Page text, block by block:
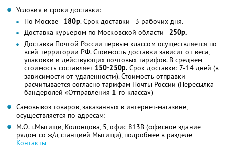
Условия и сроки доставки:
По Москве - 180р. Срок доставки - 3 рабочих дня.
Доставка курьером по Московской области - 250р.
Доставка Почтой России первым классом осуществляется по
всей территории РФ. Стоимость доставки зависит от веса,
упаковки и действующих почтовых тарифов. В среднем
стоимость составляет 150-250р. Срок доставки: 7-14 дней (в
зависимости от удаленности). Стоимость отправки
расчитывается согласно тарифам Почты России (Пересылка
бандеролей «Отправления 1-го класса»)
Самовывоз товаров, заказанных в интернет-магазине,
осуществляется по адресам:
М.О. г.Мытищи, Колонцова, 5, офис 813В (офисное здание
рядом со ж/д станцией Мытищи), подробнее в разделе
Контакты